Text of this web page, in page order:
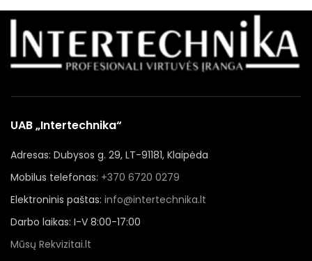
UAB „Intertechnika“
Adresas: Dubysos g. 29, LT-91181, Klaipėda
Mobilus telefonas: +370 6720 0279
Elektroninis paštas: info@intertechnika.lt
Darbo laikas: I-V 8:00-17:00
Mūsų Rekvizitai.lt